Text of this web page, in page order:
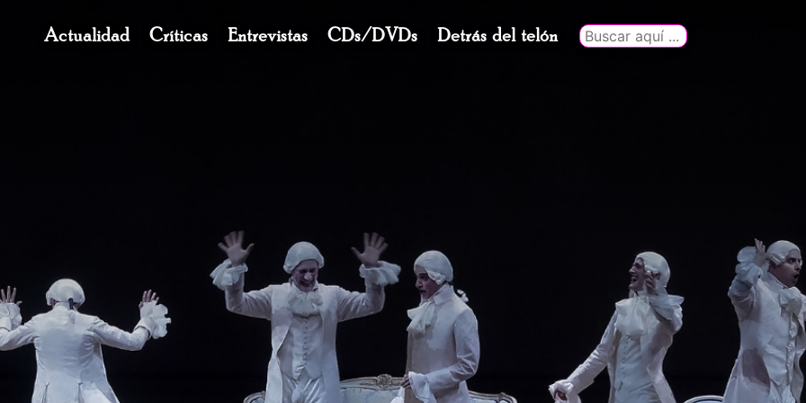
Navegación
Actualidad Críticas Entrevistas CDs/DVDs Detrás del telón
Buscar